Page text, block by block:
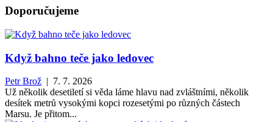
Doporučujeme
Když bahno teče jako ledovec
Petr Brož | 7. 7. 2026
Už několik desetiletí si věda láme hlavu nad zvláštními, několik
desítek metrů vysokými kopci rozesetými po různých částech
Marsu. Je přitom...